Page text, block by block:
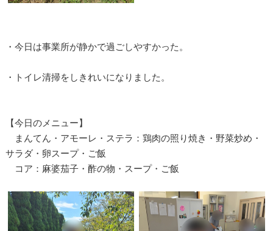
・今日は事業所が静かで過ごしやすかった。
・トイレ清掃をしきれいになりました。
【今日のメニュー】
まんてん・アモーレ・ステラ：鶏肉の照り焼き・野菜炒め・
サラダ・卵スープ・ご飯
コア：麻婆茄子・酢の物・スープ・ご飯